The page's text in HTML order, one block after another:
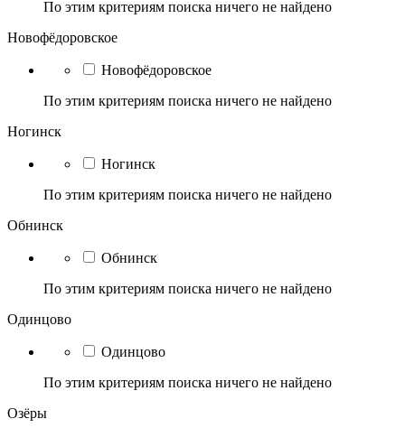
По этим критериям поиска ничего не найдено
Новофёдоровское
Новофёдоровское
По этим критериям поиска ничего не найдено
Ногинск
Ногинск
По этим критериям поиска ничего не найдено
Обнинск
Обнинск
По этим критериям поиска ничего не найдено
Одинцово
Одинцово
По этим критериям поиска ничего не найдено
Озёры